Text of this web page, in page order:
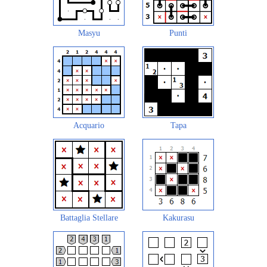
Masyu Punti
Acquario Tapa
Battaglia Stellare Kakurasu